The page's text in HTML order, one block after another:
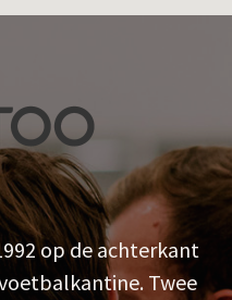
op de achterkant
Twee